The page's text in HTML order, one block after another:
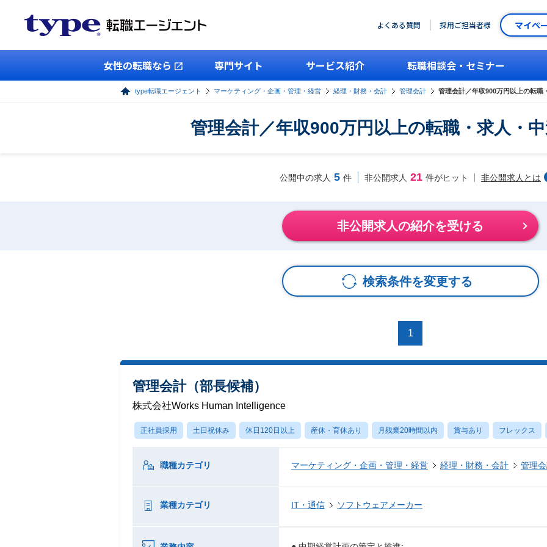
よくある質問 採用ご担当者様 マイペ
女性の転職なら 専門サイト サービス紹介 転職相談会・セミナー
type転職エージェント マーケティング・企画・管理・経営 経理・財務・会計 管理会計 管理会計／年収900万円以上の転職
管理会計／年収900万円以上の転職・求人・
公開中の求人 5 件 非公開求人 21 件がヒット 非公開求人とは
非公開求人の紹介を受ける
検索条件を変更する
1
管理会計（部長候補）
株式会社Works Human Intelligence
正社員採用 土日祝休み 休日120日以上 産休・育休あり 月残業20時間以内 賞与あり フレックス
職種カテゴリ マーケティング・企画・管理・経営 経理・財務・会計 管理
業種カテゴリ IT・通信 ソフトウェアメーカー